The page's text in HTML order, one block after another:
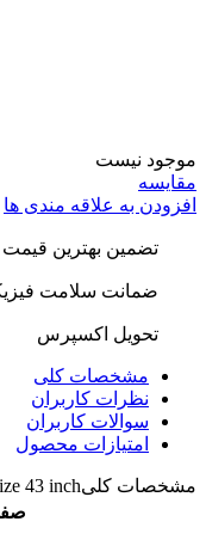
موجود نیست
مقایسه
افزودن به علاقه مندی ها
تضمین بهترین قیمت
ضمانت سلامت
تحویل اکسپرس
مشخصات کلی
نظرات کاربران
سوالات کاربران
امتیازات محصول
مشخصات کلی43 inch